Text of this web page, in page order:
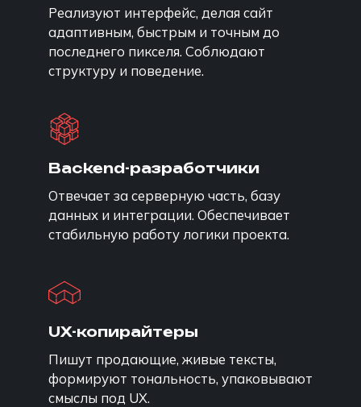
Реализуют интерфейс, делая сайт
адаптивным, быстрым и точным до
последнего пикселя. Соблюдают
структуру и поведение.
Backend-разработчики
Отвечает за серверную часть, базу
данных и интеграции. Обеспечивает
стабильную работу логики проекта.
UX-копирайтеры
Пишут продающие, живые тексты,
формируют тональность, упаковывают
смыслы под UX.